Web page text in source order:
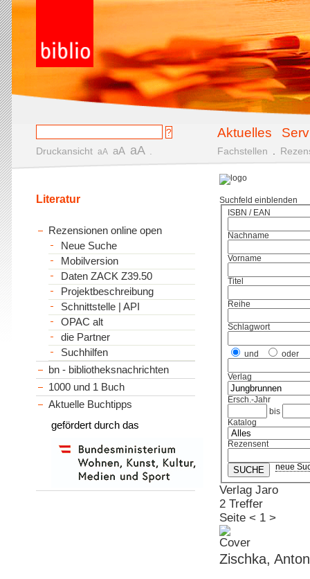
Aktuelles
Druckansicht aA aA aA Fachstellen
Suchfeld einblenden
ISBN / EAN
Nachname
Vorname
Titel
Reihe
Schlagwort
und oder
Verlag
Ersch.-Jahr
bis
Katalog
Rezensent
neue
Verlag Jaro
2 Treffer
Seite < 1 >
Zischka,
Literatur
Rezensionen online open
Neue Suche
Mobilversion
Daten ZACK Z39.50
Projektbeschreibung
Schnittstelle | API
OPAC alt
die Partner
Suchhilfen
bn - bibliotheksnachrichten
1000 und 1 Buch
Aktuelle Buchtipps
gefördert durch das